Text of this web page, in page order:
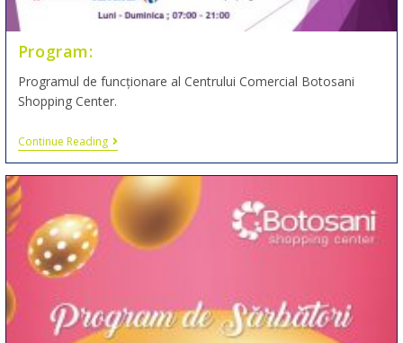
Program:
Programul de funcționare al Centrului Comercial Botosani
Shopping Center.
Continue Reading